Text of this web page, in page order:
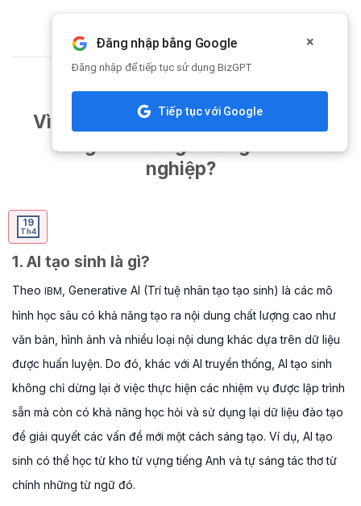
content
CHIA SẺ KIẾN THỨC
Vì sao tự chủ AI tạo sinh là “cơ hội
vàng” cho tăng trưởng doanh
nghiệp?
19
Th4
1. AI tạo sinh là gì?
Theo IBM , Generative AI (Trí tuệ nhân tạo tạo sinh) là các mô
hình học sâu có khả năng tạo ra nội dung chất lượng cao như
văn bản, hình ảnh và nhiều loại nội dung khác dựa trên dữ liệu
được huấn luyện. Do đó, khác với AI truyền thống, AI tạo sinh
không chỉ dừng lại ở việc thực hiện các nhiệm vụ được lập trình
sẵn mà còn có khả năng học hỏi và sử dụng lại dữ liệu đào tạo
để giải quyết các vấn đề mới một cách sáng tạo. Ví dụ, AI tạo
sinh có thể học từ kho từ vựng tiếng Anh và tự sáng tác thơ từ
chính những từ ngữ đó.
×
Đăng nhập bằng Google
Đăng nhập để tiếp tục sử dụng BizGPT
Tiếp tục với Google